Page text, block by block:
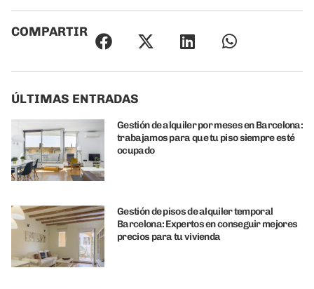
COMPARTIR
ÚLTIMAS ENTRADAS
Gestión de alquiler por meses en Barcelona:
trabajamos para que tu piso siempre esté
ocupado
Gestión de pisos de alquiler temporal
Barcelona: Expertos en conseguir mejores
precios para tu vivienda